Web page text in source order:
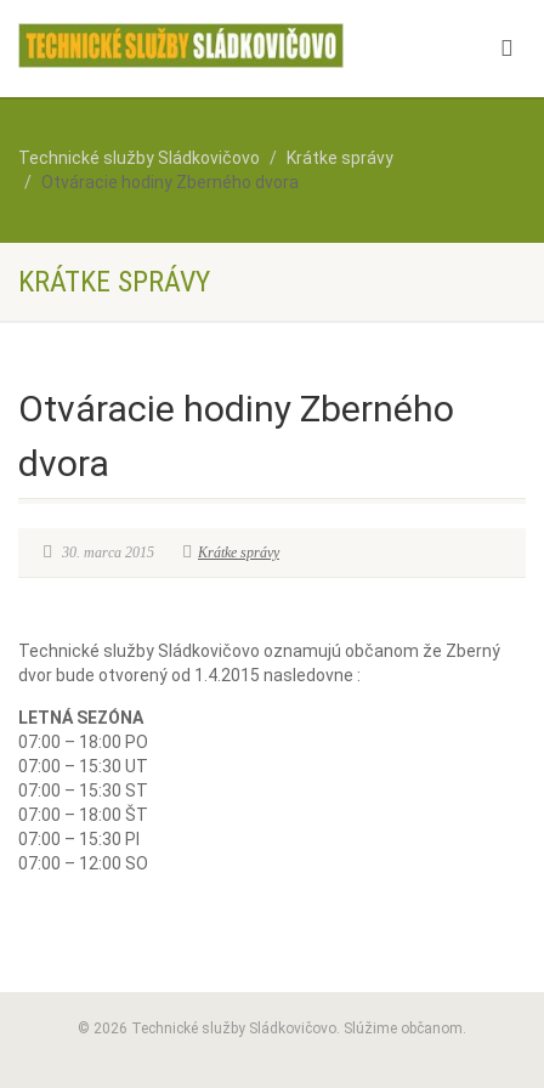
Technické služby Sládkovičovo
Krátke správy
Otváracie hodiny Zberného dvora
KRÁTKE SPRÁVY
Otváracie hodiny Zberného
dvora
30. marca 2015 Krátke správy
Technické služby Sládkovičovo oznamujú občanom že Zberný
dvor bude otvorený od 1.4.2015 nasledovne :
LETNÁ SEZÓNA
07:00 – 18:00 PO
07:00 – 15:30 UT
07:00 – 15:30 ST
07:00 – 18:00 ŠT
07:00 – 15:30 PI
07:00 – 12:00 SO
© 2026 Technické služby Sládkovičovo. Slúžime občanom.